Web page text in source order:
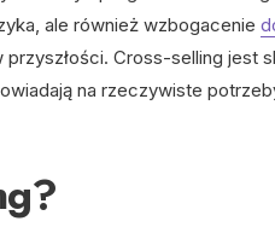
ale również wzbogacenie
Cross-selling jest
na rzeczywiste